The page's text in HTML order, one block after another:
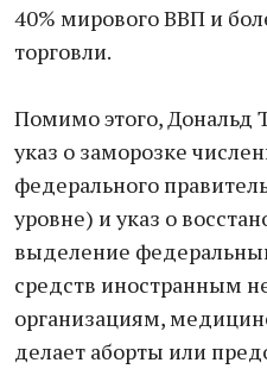
40% мирового ВВП и
торговли.
Помимо этого, Дональд
указ о заморозке
федерального
уровне) и указ о
выделение
средств иностранным
организациям,
делает аборты или